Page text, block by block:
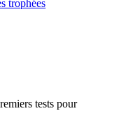
trophées
tests pour